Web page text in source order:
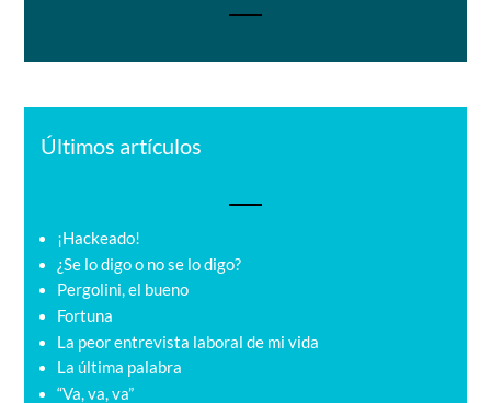
Últimos artículos
¡Hackeado!
¿Se lo digo o no se lo digo?
Pergolini, el bueno
Fortuna
La peor entrevista laboral de mi vida
La última palabra
“Va, va, va”